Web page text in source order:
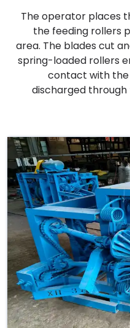
The operator places
the feeding rollers
area. The blades cut
spring-loaded rollers
contact with the
discharged